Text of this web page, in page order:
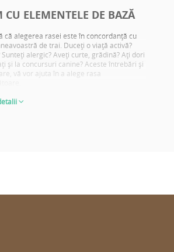
CU ELEMENTELE DE BAZĂ
că alegerea rasei este în concordanţă cu
de trai. Duceţi o viaţă activă?
Sunteţi alergic? Aveţi curte, grădină? Aţi dori
şi la concursuri canine? Aceste întrebări şi
vă vor ajuta în a alege rasa
să alegeţi pui din părinţi care deţin
părinţi, la maturitate.